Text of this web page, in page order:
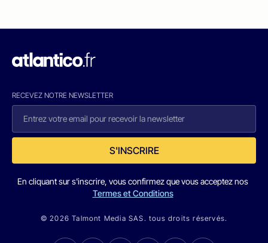
RECEVEZ NOTRE NEWSLETTER
S'INSCRIRE
En cliquant sur s'inscrire, vous confirmez que vous acceptez nos
Termes et Conditions
© 2026 Talmont Media SAS. tous droits réservés.